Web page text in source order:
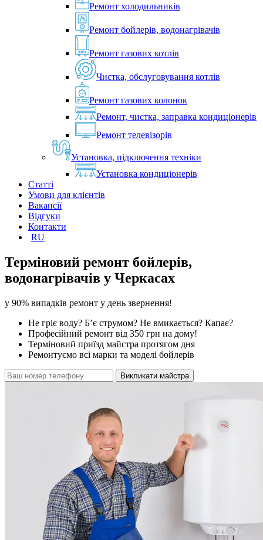
Ремонт холодильників
Ремонт бойлерів, водонагрівачів
Ремонт газових котлів
Чистка, обслуговування котлів
Ремонт газових колонок
Ремонт, чистка, заправка кондиціонерів
Ремонт телевізорів
Установка, підключення техніки
Установка кондиціонерів
Статті
Умови для клієнтів
Вакансії
Відгуки
Контакти
RU
Терміновий ремонт бойлерів,
водонагрівачів у Черкасах
у 90% випадків ремонт у день звернення!
Не гріє воду? Б’є струмом? Не вмикається? Капає?
Професійний ремонт від 350 грн на дому!
Терміновий приїзд майстра протягом дня
Ремонтуємо всі марки та моделі бойлерів
Викликати майстра